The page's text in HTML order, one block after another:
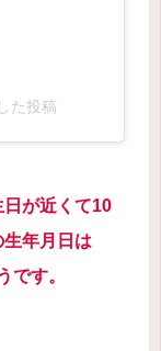
た投稿
日が近くて10
年月日は
です。